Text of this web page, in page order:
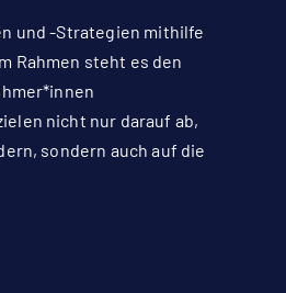
und -Strategien mithilfe
Rahmen steht es den
nicht nur darauf ab,
sondern auch auf die